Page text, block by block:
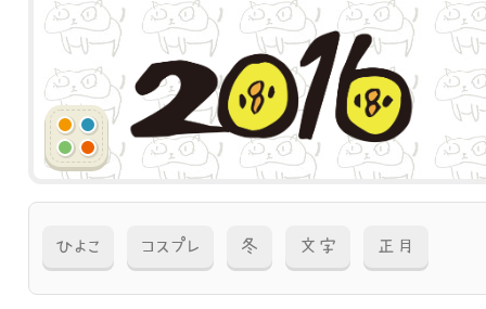
ひよこ コスプレ 冬 文字 正月